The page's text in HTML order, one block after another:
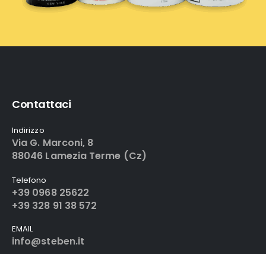
Contattaci
Indirizzo
Via G. Marconi, 8
88046 Lamezia Terme (Cz)
Telefono
+39 0968 25622
+39 328 91 38 572
EMAIL
info@steben.it